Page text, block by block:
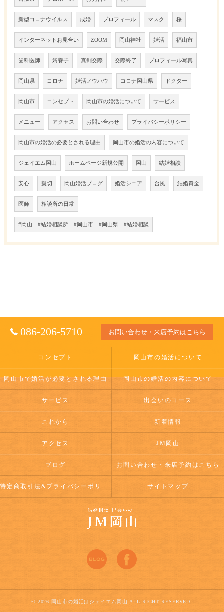
新型コロナウイルス 成婚 プロフィール マスク 桜
インターネットお見合い ZOOM 岡山神社 婚活 福山市
歯科医師 婿養子 真剣交際 交際終了 プロフィール写真
岡山県 コロナ 婚活ノウハウ コロナ岡山県 ドクター
岡山市 コンセプト 岡山市の婚活について サービス
メニュー アクセス お問い合わせ プライバシーポリシー
岡山市の婚活の必要とされる理由 岡山市の婚活の内容について
ジェイエム岡山 ホームページ新規公開 岡山 結婚相談
安心 親切 岡山婚活ブログ 婚活シニア 台風 結婚資金
医師 相談所の日常
#岡山 #結婚相談所 #岡山市 #岡山県 #結婚相談
086-206-5710 お問い合わせ・来店予約はこちら
コンセプト 岡山市の婚活について
岡山市で婚活が必要とされる理由 岡山市の婚活の内容について
サービス 出会いのコース
これから 新着情報
アクセス JM岡山
ブログ お問い合わせ・来店予約はこちら
特定商取引法&プライバシーポリシー サイトマップ
© 2026 岡山市の婚活はジェイエム岡山 ALL RIGHT RESERVED.